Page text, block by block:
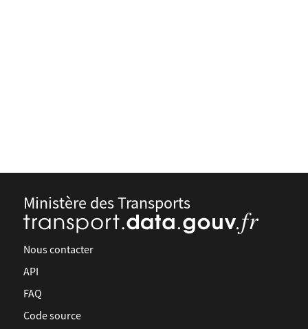
Ministère des Transports
Nous contacter
API
FAQ
Code source